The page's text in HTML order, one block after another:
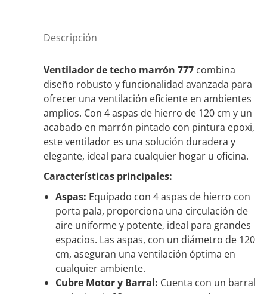
Descripción
Ventilador de techo marrón 777 combina
diseño robusto y funcionalidad avanzada para
ofrecer una ventilación eficiente en ambientes
amplios. Con 4 aspas de hierro de 120 cm y un
acabado en marrón pintado con pintura epoxi,
este ventilador es una solución duradera y
elegante, ideal para cualquier hogar u oficina.
Características principales:
Aspas: Equipado con 4 aspas de hierro con
porta pala, proporciona una circulación de
aire uniforme y potente, ideal para grandes
espacios. Las aspas, con un diámetro de 120
cm, aseguran una ventilación óptima en
cualquier ambiente.
Cubre Motor y Barral: Cuenta con un barral